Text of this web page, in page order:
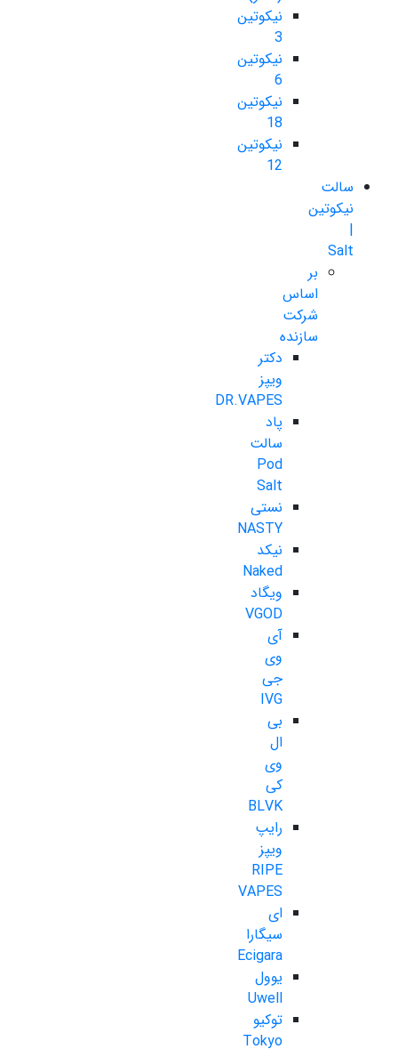
نیکوتین
3
نیکوتین
6
نیکوتین
18
نیکوتین
12
سالت
نیکوتین
|
Salt
بر
اساس
شرکت
سازنده
دکتر
ویپز
DR.VAPES
پاد
سالت
Pod
Salt
نستی
NASTY
نیکد
Naked
ویگاد
VGOD
آی
وی
جی
IVG
بی
ال
وی
کی
BLVK
رایپ
ویپز
RIPE
VAPES
ای
سیگارا
Ecigara
یوول
Uwell
توکیو
Tokyo